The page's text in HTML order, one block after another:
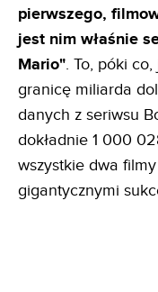
pierwszego,
jest nim właśnie
Mario". To, póki
granicę miliarda
danych z seriwsu
dokładnie 1 000
wszystkie dwa
gigantycznymi